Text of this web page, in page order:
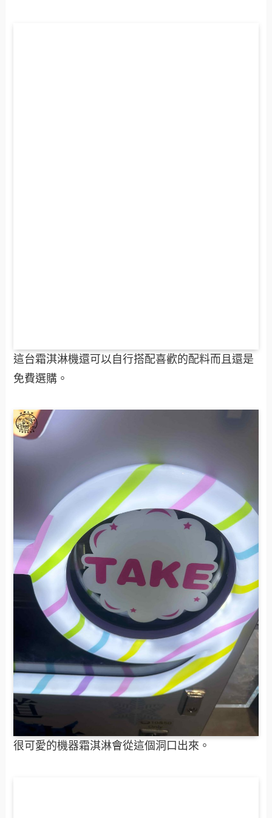
這台霜淇淋機還可以自行搭配喜歡的配料而且還是
免費選購。
很可愛的機器霜淇淋會從這個洞口出來。